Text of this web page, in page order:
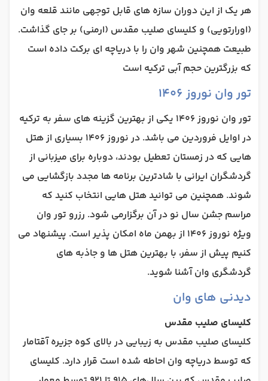
هر یک از این دوران سازه های قابل توجهی مانند قلعه وان
(اورارتویی) و کلیسای صلیب مقدس (ارمنی) بر جای گذاشت.
طبیعت همچنین شهر وان را با دریاچه ای برکت داده است
که بزرگترین حجم آبی ترکیه است
تور وان نوروز 1406
تور وان نوروز 1406 یکی از بهترین گزینه های سفر به ترکیه
در اوایل فروردین می باشد. در نوروز 1406 بسیاری از هتل
هایی که در زمستان تعطیل بودند، دوباره برای میزبانی از
گردشگران ایرانی با شادترین برنامه ها مجدد بازگشایی می
شوند. همچنین می توانید هتل هایی انتخاب کنید که
مراسم جشن سال نو در آن برگزارمی شود. رزرو تور وان
ویژه نوروز 1406 از بهمن ماه امکان پذیر است. پیشنهاد می
کنیم پیش از سفر، با بهترین هتل ها و جاذبه های
گردشگری وان آشنا شوید.
دیدنی های وان
کلیسای صلیب مقدس
کلیسای صلیب مقدس به زیبایی در بالای کوه جزیره آقتامار
که توسط دریاچه وان احاطه شده است قرار دارد. کلیسای